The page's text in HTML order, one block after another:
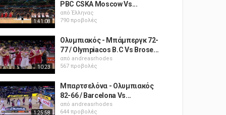
1:41:08
PBC CSKA Moscow Vs...
απόΈλληνας
790 προβολές
10:23
Ολυμπιακός - Μπάμπεργκ 72-
77 / Olympiacos B.C Vs Brose...
από andreasrhodes
567 προβολές
1:25:58
Μπαρτσελόνα - Ολυμπιακός
82-66 / Barcelona Vs...
από andreasrhodes
644 προβολές